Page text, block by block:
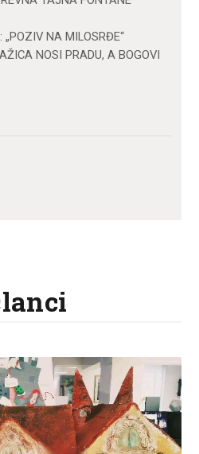
NA MILOSRĐE“
NOSI PRADU, A BOGOVI